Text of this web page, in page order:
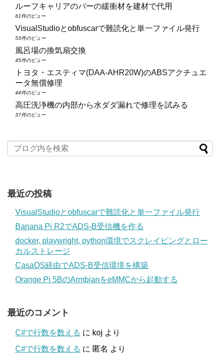
ルーフキャリアのバーの緩衝材を建材で代用
61件のビュー
VisualStudioとobfuscarで難読化と単一ファイル発行
53件のビュー
風呂場の換気扇交換
45件のビュー
トヨタ・エスティマ(DAA‑AHR20W)のABSアクチュエ
ータ無償修理
44件のビュー
高圧洗浄機の内部から水ダダ漏れで修理を試みる
37件のビュー
最近の投稿
VisualStudioとobfuscarで難読化と単一ファイル発行
Banana Pi R2でADS-B受信機を作る
docker, playwright, python環境でスクレイピングとロー
カルストレージ
CasaOS経由でADS-B受信環境を構築
Orange Pi 5BのArmbianをeMMCから起動する
最近のコメント
C#で行数を数える に koj より
C#で行数を数える に 匿名 より